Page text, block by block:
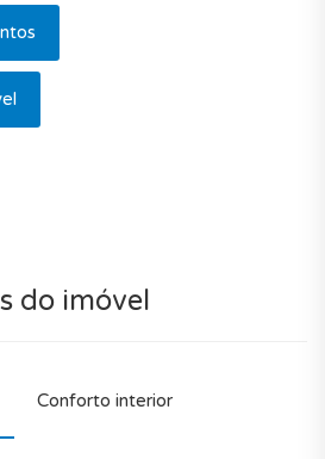
do imóvel
Conforto interior